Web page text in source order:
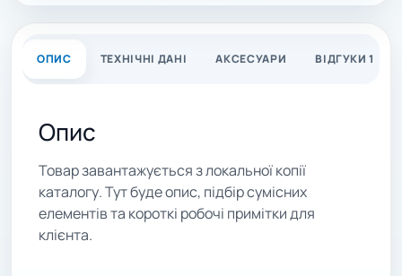
ОПИС ТЕХНІЧНІ ДАНІ АКСЕСУАРИ ВІДГУКИ 1
Опис
Товар завантажується з локальної копії
каталогу. Тут буде опис, підбір сумісних
елементів та короткі робочі примітки для
клієнта.